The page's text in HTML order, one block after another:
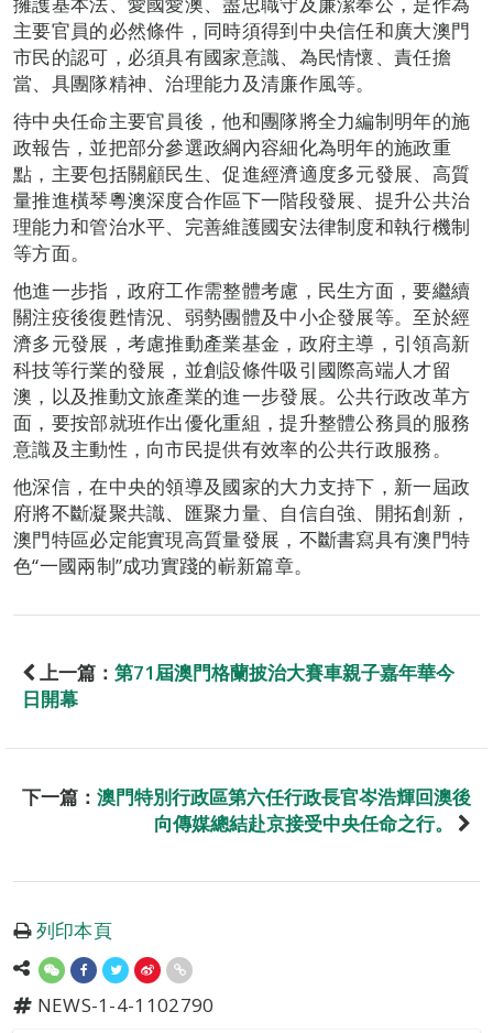
主要官員的必然條件，同時須得到中央信任和廣大澳門
市民的認可，必須具有國家意識、為民情懷、責任擔
當、具團隊精神、治理能力及清廉作風等。
待中央任命主要官員後，他和團隊將全力編制明年的施
政報告，並把部分參選政綱內容細化為明年的施政重
點，主要包括關顧民生、促進經濟適度多元發展、高質
量推進橫琴粵澳深度合作區下一階段發展、提升公共治
理能力和管治水平、完善維護國安法律制度和執行機制
等方面。
他進一步指，政府工作需整體考慮，民生方面，要繼續
關注疫後復甦情況、弱勢團體及中小企發展等。至於經
濟多元發展，考慮推動產業基金，政府主導，引領高新
科技等行業的發展，並創設條件吸引國際高端人才留
澳，以及推動文旅產業的進一步發展。公共行政改革方
面，要按部就班作出優化重組，提升整體公務員的服務
意識及主動性，向市民提供有效率的公共行政服務。
他深信，在中央的領導及國家的大力支持下，新一屆政
府將不斷凝聚共識、匯聚力量、自信自強、開拓創新，
澳門特區必定能實現高質量發展，不斷書寫具有澳門特
色“一國兩制”成功實踐的嶄新篇章。
上一篇： 第71屆澳門格蘭披治大賽車親子嘉年華今
日開幕
下一篇： 澳門特別行政區第六任行政長官岑浩輝回澳後
向傳媒總結赴京接受中央任命之行。
列印本頁
NEWS-1-4-1102790